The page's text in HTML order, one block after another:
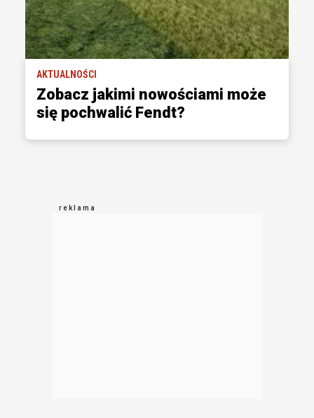
AKTUALNOŚCI
Zobacz jakimi nowościami może
się pochwalić Fendt?